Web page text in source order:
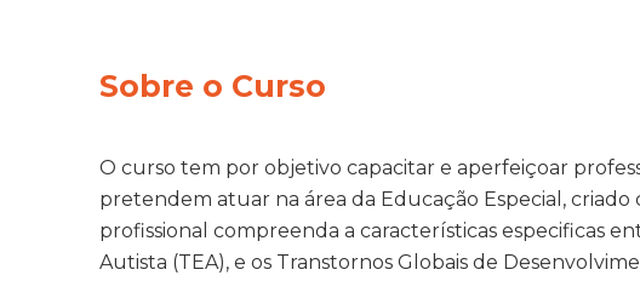
Sobre o Curso
O curso tem por objetivo capacitar e aperfeiçoar
pretendem atuar na área da Educação Especial, criado
profissional compreenda a características especificas
Autista (TEA), e os Transtornos Globais de